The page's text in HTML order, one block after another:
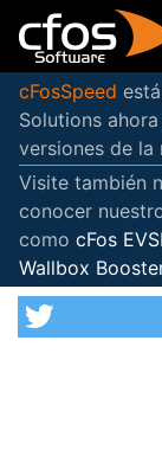
cFosSpeed
Solutions
versiones de la
Visite también
conocer
como cFos
Wallbox